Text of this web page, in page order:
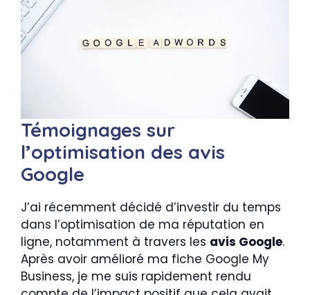
Témoignages sur
l’optimisation des avis
Google
J’ai récemment décidé d’investir du temps
dans l’optimisation de ma réputation en
ligne, notamment à travers les avis Google.
Après avoir amélioré ma fiche Google My
Business, je me suis rapidement rendu